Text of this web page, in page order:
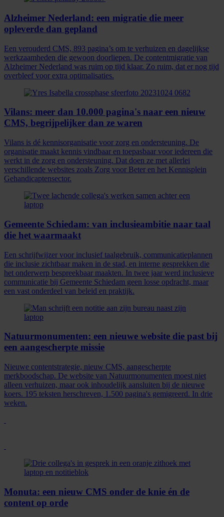
Alzheimer Nederland: een migratie die meer
opleverde dan gepland
Een verouderd CMS, 893 pagina’s om te verhuizen en dagelijkse
werkzaamheden die gewoon doorliepen. De contentmigratie van
Alzheimer Nederland was ruim op tijd klaar. Zo ruim, dat er nog tijd
overbleef voor extra optimalisaties.
Vilans: meer dan 10.000 pagina's naar een nieuw
CMS, begrijpelijker dan ze waren
Vilans is dé kennisorganisatie voor zorg en ondersteuning. De
organisatie maakt kennis vindbaar en toepasbaar voor iedereen die
werkt in de zorg en ondersteuning. Dat doen ze met allerlei
verschillende websites zoals Zorg voor Beter en het Kennisplein
Gehandicaptensector.
Gemeente Schiedam: van inclusieambitie naar taal
die het waarmaakt
Een schrijfwijzer voor inclusief taalgebruik, communicatieplannen
die inclusie zichtbaar maken in de stad, en interne gesprekken die
het onderwerp bespreekbaar maakten. In twee jaar werd inclusieve
communicatie bij Gemeente Schiedam geen losse opdracht, maar
een vast onderdeel van beleid en praktijk.
Natuurmonumenten: een nieuwe website die past bij
een aangescherpte missie
Nieuwe contentstrategie, nieuw CMS, aangescherpte
merkboodschap. De website van Natuurmonumenten moest niet
alleen verhuizen, maar ook inhoudelijk aansluiten bij de nieuwe
koers. 195 teksten herschreven, 1.500 pagina's gemigreerd. In drie
weken.
Monuta: een nieuw CMS onder de knie én de
content op orde